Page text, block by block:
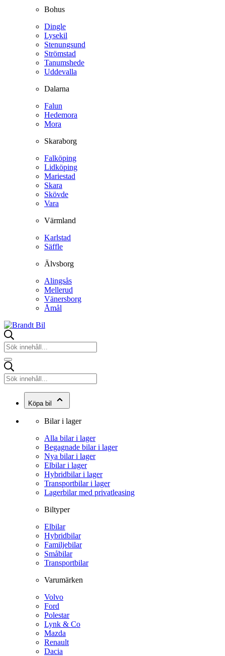
Bohus
Dingle
Lysekil
Stenungsund
Strömstad
Tanumshede
Uddevalla
Dalarna
Falun
Hedemora
Mora
Skaraborg
Falköping
Lidköping
Mariestad
Skara
Skövde
Vara
Värmland
Karlstad
Säffle
Älvsborg
Alingsås
Mellerud
Vänersborg
Åmål
Köpa bil
Bilar i lager
Alla bilar i lager
Begagnade bilar i lager
Nya bilar i lager
Elbilar i lager
Hybridbilar i lager
Transportbilar i lager
Lagerbilar med privatleasing
Biltyper
Elbilar
Hybridbilar
Familjebilar
Småbilar
Transportbilar
Varumärken
Volvo
Ford
Polestar
Lynk & Co
Mazda
Renault
Dacia